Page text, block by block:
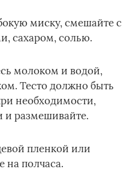
миску, смешайте с
сахаром, солью.
молоком и водой,
Тесто должно быть
необходимости,
и размешивайте.
пленкой или
на полчаса.